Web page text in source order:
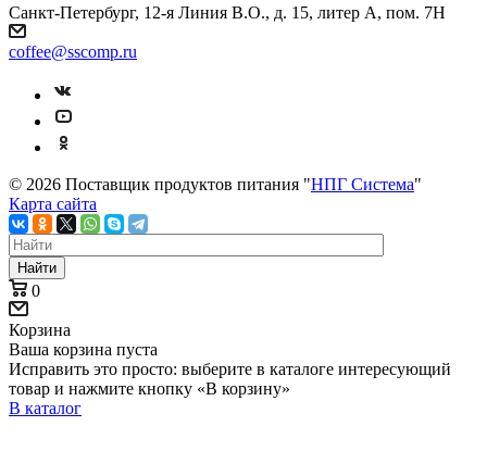
Санкт-Петербург, 12-я Линия В.О., д. 15, литер А, пом. 7Н
coffee@sscomp.ru
© 2026 Поставщик продуктов питания "НПГ Система"
Карта сайта
Найти
0
Корзина
Ваша корзина пуста
Исправить это просто: выберите в каталоге интересующий
товар и нажмите кнопку «В корзину»
В каталог